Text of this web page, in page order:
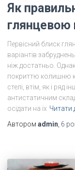
Як
Первісний блиск
варіантів
ніж достатньо.
покриттю колишню
стелі, втім, як і ряд
антистатичним
осідати на їх Читати
Автором admin 6